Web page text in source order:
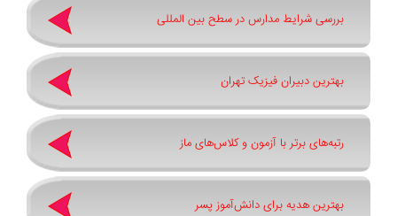
بررسی شرایط مدارس در سطح بین المللی
بهترین دبیران فیزیک تهران
رتبه‌های برتر با آزمون و کلاس‌های ماز
بهترین هدیه برای دانش‌آموز پسر